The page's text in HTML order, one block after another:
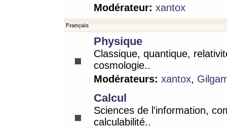
Modérateur: xantox
Français
Physique
Classique, quantique,
cosmologie..
Modérateurs: xantox,
Calcul
Sciences de l'information,
calculabilité..